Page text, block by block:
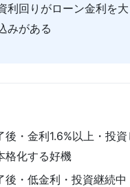
利回りがローン金利を
みがある
後・金利1.6%以上・投
格化する好機
後・低金利・投資継続